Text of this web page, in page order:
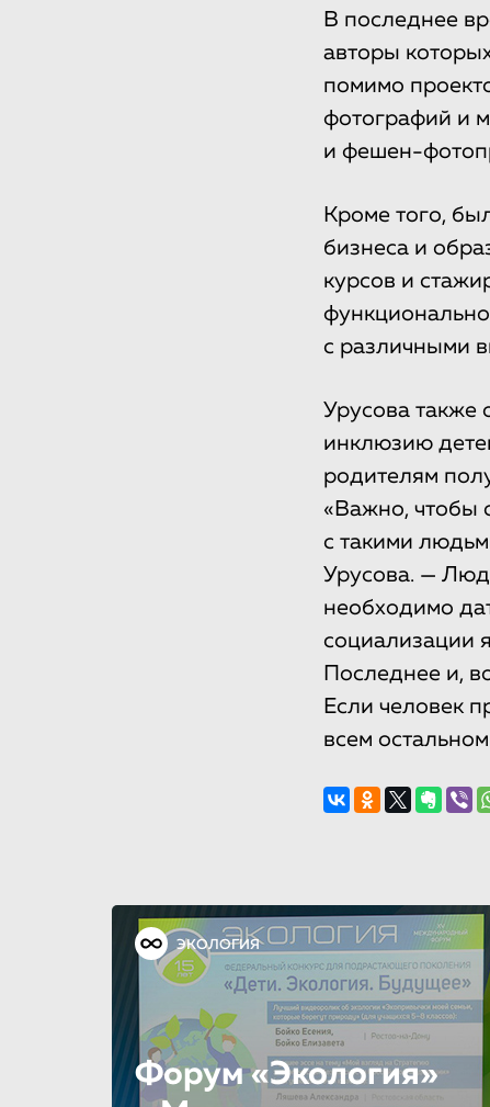
В последнее
авторы
помимо
фотографий и
и фешен-
Кроме того,
бизнеса и
курсов и
с различными
Урусова также
инклюзию
родителям
«Важно, чтобы
с такими
Урусова. —
необходимо
социализации
Последнее и,
Если человек
всем
ЭКОЛОГИЯ
Форум «Экология»